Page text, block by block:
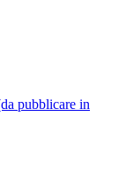
pubblicare in